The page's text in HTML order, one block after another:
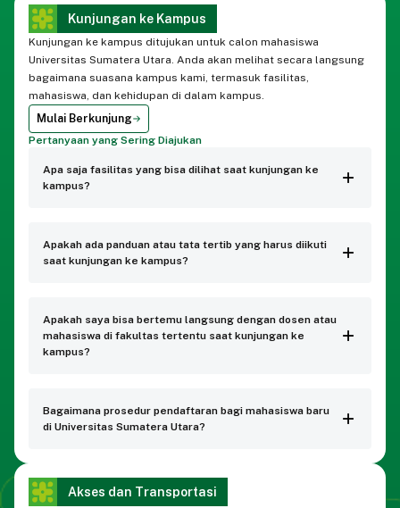
Kunjungan ke Kampus
Kunjungan ke kampus ditujukan untuk calon mahasiswa
Universitas Sumatera Utara. Anda akan melihat secara langsung
bagaimana suasana kampus kami, termasuk fasilitas,
mahasiswa, dan kehidupan di dalam kampus.
Mulai Berkunjung
Pertanyaan yang Sering Diajukan
Apa saja fasilitas yang bisa dilihat saat kunjungan ke
kampus?
Apakah ada panduan atau tata tertib yang harus diikuti
saat kunjungan ke kampus?
Apakah saya bisa bertemu langsung dengan dosen atau
mahasiswa di fakultas tertentu saat kunjungan ke
kampus?
Bagaimana prosedur pendaftaran bagi mahasiswa baru
di Universitas Sumatera Utara?
Akses dan Transportasi